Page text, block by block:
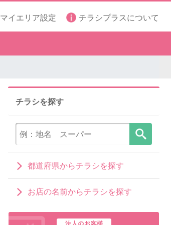
マイエリア設定 チラシプラスについて
チラシを探す
都道府県からチラシを探す
お店の名前からチラシを探す